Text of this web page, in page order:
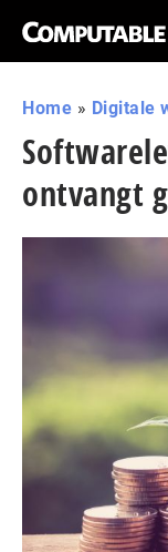
Home » Digitale
ontvangt